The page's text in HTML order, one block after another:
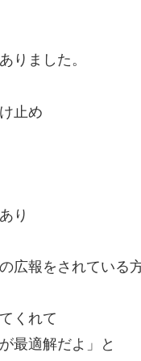
りました。
止め
り
広報をされている
くれて
最適解だよ」と